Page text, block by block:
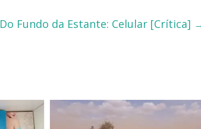
Do Fundo da Estante: Celular [Crítica]